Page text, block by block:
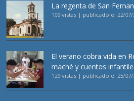
La regenta de San
109 vistas | publicado el 22/07/
El verano cobra vida en
maché y cuentos
129 vistas | publicado el 25/07/